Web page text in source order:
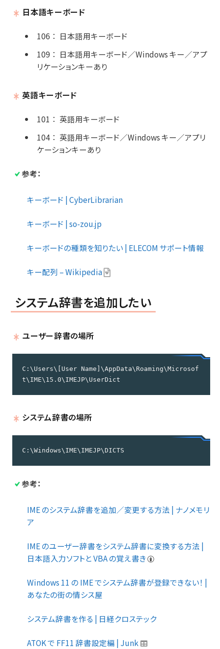
日本語キーボード
106 ： 日本語用キーボード
109 ： 日本語用キーボード／Windows キー／アプ
リケーションキーあり
英語キーボード
101 ： 英語用キーボード
104： 英語用キーボード／Windows キー／アプリ
ケーションキーあり
参考：
キーボード | CyberLibrarian
キーボード | so-zou.jp
キーボードの種類を知りたい | ELECOM サポート情報
キー配列 – Wikipedia
システム辞書を追加したい
ユーザー辞書の場所
C:\Users\[User Name]\AppData\Roaming\Microsof
t\IME\15.0\IMEJP\UserDict
システム辞書の場所
C:\Windows\IME\IMEJP\DICTS
参考：
IME のシステム辞書を追加／変更する方法 | ナノメモリ
ア
IME のユーザー辞書をシステム辞書に変換する方法 |
日本語入力ソフトと VBA の覚え書き
Windows 11 の IME でシステム辞書が登録できない！ |
あなたの街の情シス屋
システム辞書を作る | 日経クロステック
ATOK で FF11 辞書設定編 | Junk